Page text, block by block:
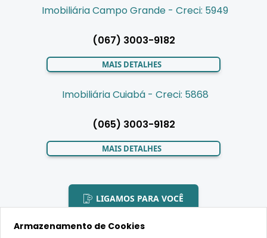
Imobiliária Campo Grande - Creci: 5949
(067) 3003-9182
MAIS DETALHES
Imobiliária Cuiabá - Creci: 5868
(065) 3003-9182
MAIS DETALHES
LIGAMOS PARA VOCÊ
Armazenamento de Cookies